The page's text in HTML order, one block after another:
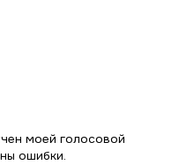
моей голосовой
ошибки.